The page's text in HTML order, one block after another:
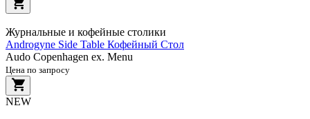
Журнальные и кофейные столики
Androgyne Side Table Кофейный Стол
Audo Copenhagen ex. Menu
Цена по запросу
NEW